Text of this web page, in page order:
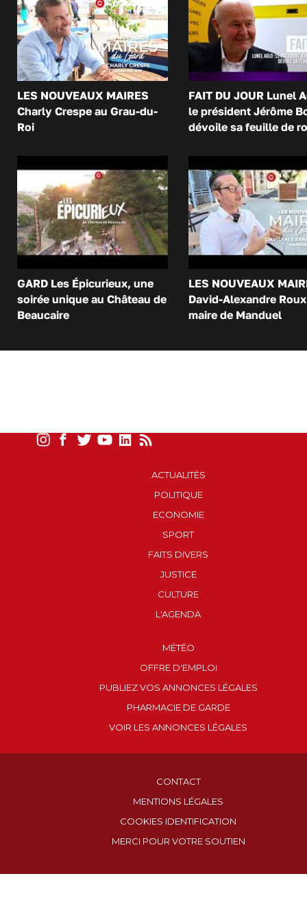
LES NOUVEAUX MAIRES
Charly Crespe au Grau-du-
Roi
FAIT DU JOUR Lunel
le président Jérôme
dévoile sa feuille de
GARD Les Épicurieux, une
soirée unique au Château de
Beaucaire
LES NOUVEAUX
David-Alexandre
maire de Manduel
ACTUALITÉS
POLITIQUE
ECONOMIE
SPORT
FAITS DIVERS
JUSTICE
CULTURE
L'AGENDA
MÉTÉO
OFFRE D'EMPLOI
PUBLIEZ VOS ANNONCES LÉGALES
PHARMACIE DE GARDE
VOIR LES ANNONCES LÉGALES
CONTACT
MENTIONS LÉGALES
COOKIES IDENTIFICATION
MERCI POUR VOTRE SOUTIEN